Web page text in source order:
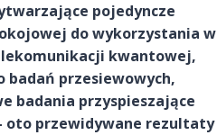
pojedyncze
do wykorzystania w
kwantowej,
przesiewowych,
badania przyspieszające
oto przewidywane rezultaty